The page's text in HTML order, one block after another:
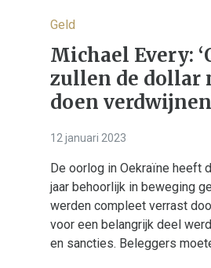
Geld
Michael Every:
zullen de dollar
doen
12 januari 2023
De oorlog in Oekraïne heeft
jaar behoorlijk in beweging
werden compleet verrast
voor een belangrijk deel
en sancties. Beleggers